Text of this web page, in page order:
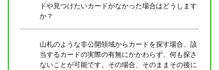
ドや見つけたいカードがなかった場合はどうします
か？
山札のような非公開領域からカードを探す場合、該
当するカードの実際の有無にかかわらず、何も探さ
ないことが可能です。その場合、そのままその後に